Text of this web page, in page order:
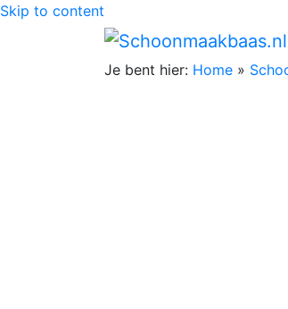
Skip to content
Je bent hier: Home »